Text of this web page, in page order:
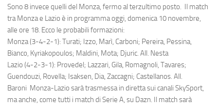
Sono 8 invece quelli del Monza, fermo al terzultimo posto. Il match
tra Monza e Lazio è in programma oggi, domenica 10 novembre,
alle ore 18. Ecco le probabili formazioni:
Monza (3-4-2-1): Turati; Izzo, Marì, Carboni; Pereira, Pessina,
Bianco, Kyriakopoulos; Maldini, Mota; Djuric. All. Nesta
Lazio (4-2-3-1): Provedel; Lazzari, Gila, Romagnoli, Tavares;
Guendouzi, Rovella; Isaksen, Dia, Zaccagni; Castellanos. All.
Baroni Monza-Lazio sarà trasmessa in diretta sui canali SkySport,
ma anche, come tutti i match di Serie A, su Dazn. Il match sarà